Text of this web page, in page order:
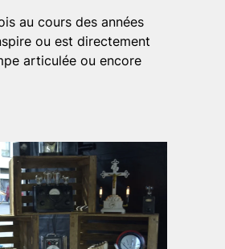
au cours des années
ou est directement
articulée ou encore